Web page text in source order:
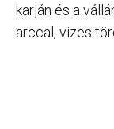
karján és a
arccal, vizes